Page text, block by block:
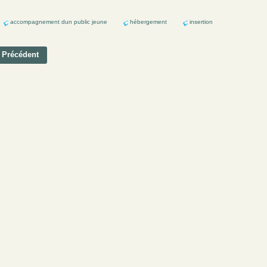
accompagnement dun public jeune hébergement insertion
Précédent